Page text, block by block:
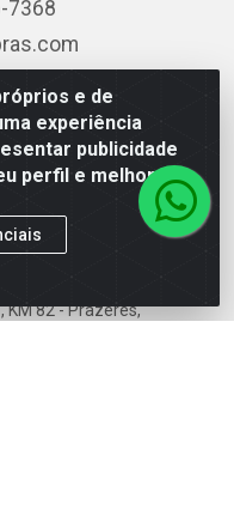
e de
experiência
publicidade
perfil e melhorar a
7368
(DPO):
KM 82 - Prazeres,